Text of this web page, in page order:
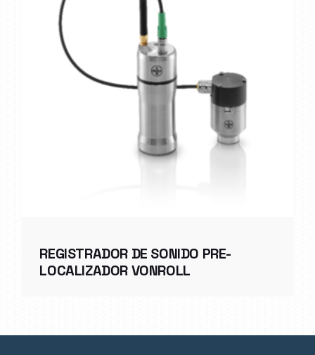
REGISTRADOR DE SONIDO PRE-
LOCALIZADOR VONROLL